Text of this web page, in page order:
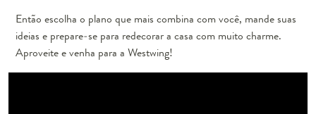
Então escolha o plano que mais combina com você, mande suas
ideias e prepare-se para redecorar a casa com muito charme.
Aproveite e venha para a Westwing!